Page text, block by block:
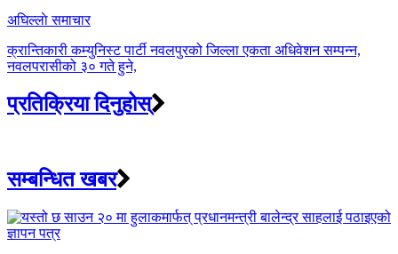
अघिल्लाे समाचार
क्रान्तिकारी कम्युनिस्ट पार्टी नवलपुरको जिल्ला एकता अधिवेशन सम्पन्न,
नवलपरासीको ३० गते हुने,
प्रतिक्रिया दिनुहोस्
सम्बन्धित खबर